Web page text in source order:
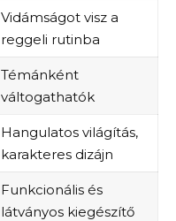
Vidámságot visz a
reggeli rutinba
Témánként
váltogathatók
Hangulatos világítás,
karakteres dizájn
Funkcionális és
látványos kiegészítő